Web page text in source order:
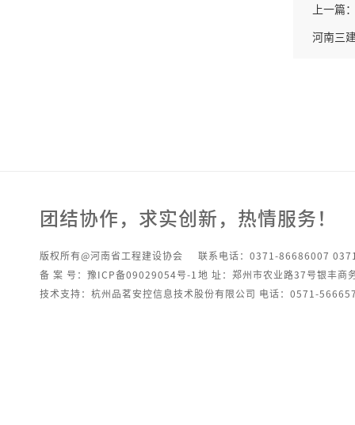
上一篇
河南三
团结协作，求实创新，热情服务！
版权所有@河南省工程建设协会
联系电话：0371-86686007
备 案 号：豫ICP备09029054号-1 地 址：郑州市农业路37号银丰商
技术支持：杭州品茗安控信息技术股份有限公司 电话：0571-